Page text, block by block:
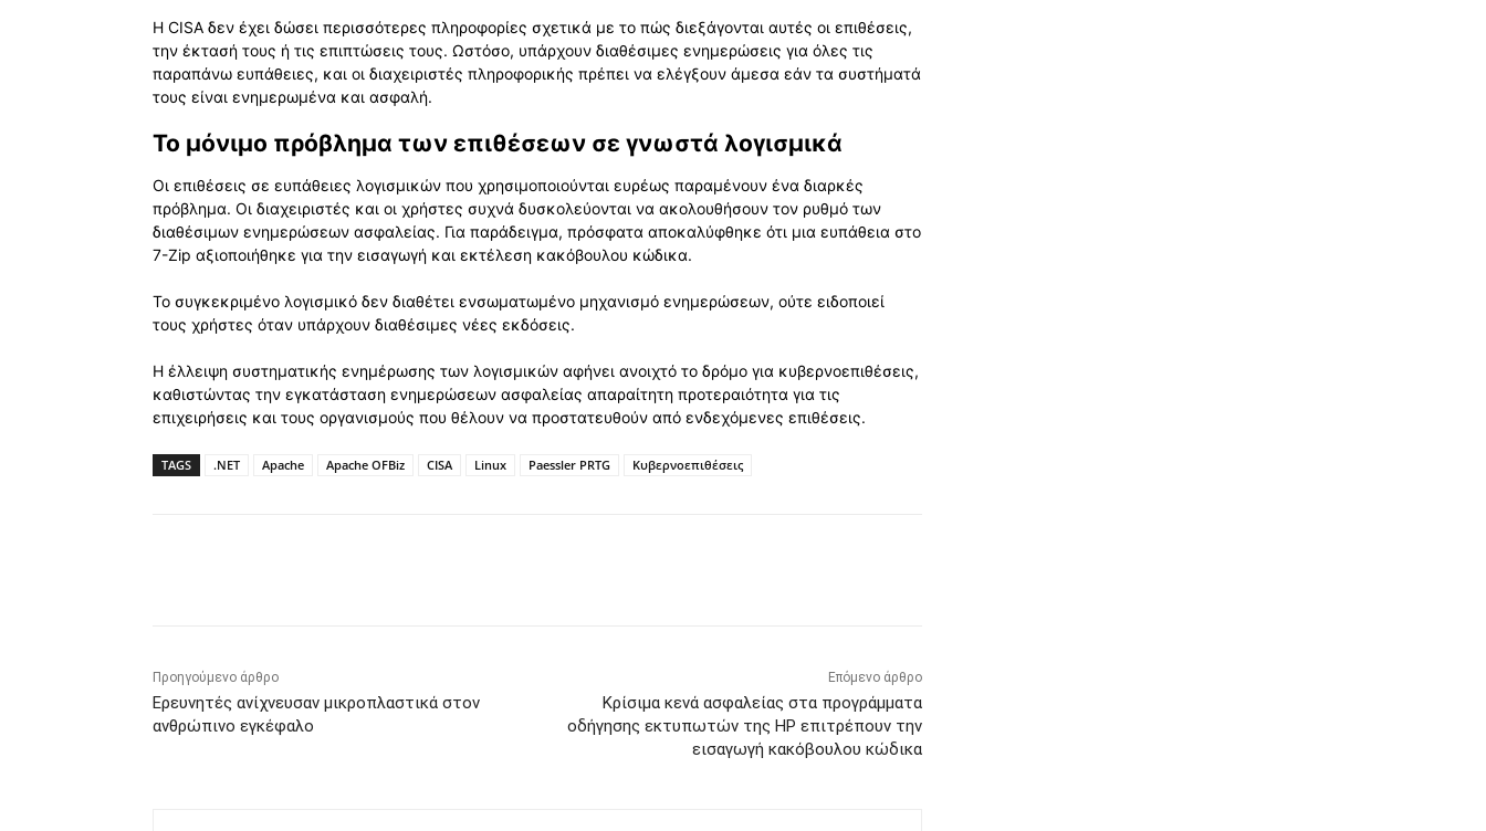
Η CISA δεν έχει δώσει περισσότερες πληροφορίες σχετικά με το πώς διεξάγονται αυτές οι επιθέσεις,
την έκτασή τους ή τις επιπτώσεις τους. Ωστόσο, υπάρχουν διαθέσιμες ενημερώσεις για όλες τις
παραπάνω ευπάθειες, και οι διαχειριστές πληροφορικής πρέπει να ελέγξουν άμεσα εάν τα συστήματά
τους είναι ενημερωμένα και ασφαλή.
Το μόνιμο πρόβλημα των επιθέσεων σε γνωστά λογισμικά
Οι επιθέσεις σε ευπάθειες λογισμικών που χρησιμοποιούνται ευρέως παραμένουν ένα διαρκές
πρόβλημα. Οι διαχειριστές και οι χρήστες συχνά δυσκολεύονται να ακολουθήσουν τον ρυθμό των
διαθέσιμων ενημερώσεων ασφαλείας. Για παράδειγμα, πρόσφατα αποκαλύφθηκε ότι μια ευπάθεια στο
7-Zip αξιοποιήθηκε για την εισαγωγή και εκτέλεση κακόβουλου κώδικα.
Το συγκεκριμένο λογισμικό δεν διαθέτει ενσωματωμένο μηχανισμό ενημερώσεων, ούτε ειδοποιεί
τους χρήστες όταν υπάρχουν διαθέσιμες νέες εκδόσεις.
Η έλλειψη συστηματικής ενημέρωσης των λογισμικών αφήνει ανοιχτό το δρόμο για κυβερνοεπιθέσεις,
καθιστώντας την εγκατάσταση ενημερώσεων ασφαλείας απαραίτητη προτεραιότητα για τις
επιχειρήσεις και τους οργανισμούς που θέλουν να προστατευθούν από ενδεχόμενες επιθέσεις.
TAGS .NET Apache Apache OFBiz CISA Linux Paessler PRTG Κυβερνοεπιθέσεις
Προηγούμενο άρθρο
Ερευνητές ανίχνευσαν μικροπλαστικά στον
ανθρώπινο εγκέφαλο
Επόμενο άρθρο
Κρίσιμα κενά ασφαλείας στα προγράμματα
οδήγησης εκτυπωτών της HP επιτρέπουν την
εισαγωγή κακόβουλου κώδικα